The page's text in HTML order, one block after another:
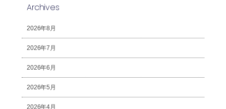
Archives
2026年8月
2026年7月
2026年6月
2026年5月
2026年4月